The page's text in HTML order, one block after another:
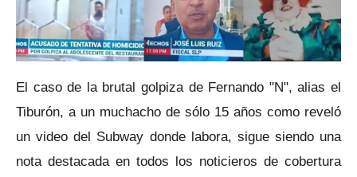
El caso de la brutal golpiza de Fernando "N", alias el
Tiburón, a un muchacho de sólo 15 años como reveló
un video del Subway donde labora, sigue siendo una
nota destacada en todos los noticieros de cobertura